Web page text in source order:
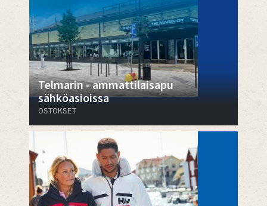
Telmarin - ammattilaisapu
sähköasioissa
OSTOKSET